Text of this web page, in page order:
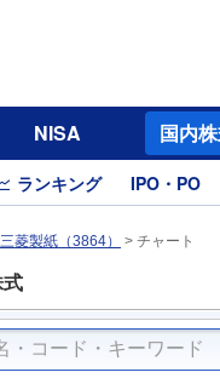
NISA 国内
ランキング IPO・PO
三菱製紙（3864） > チャート
式